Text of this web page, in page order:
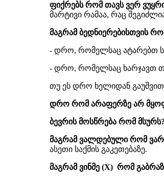
ფიქრებს რომ თავს ვერ
მარტივი რამაა, რაც
მაგრამ ბედნიერებისთვის
- დრო, რომელსაც ატარებთ
- დრო, რომელსაც ხარჯავთ
თუ ეს დრო ხელიდან
დრო რომ არაფერზე არ
ბევრის მოსწრება რომ მსურს?
მაგრამ ვალდებული რომ ვარ
ასეთი საქმის გაკეთებაზე.
მაგრამ ვინმე (X) რომ